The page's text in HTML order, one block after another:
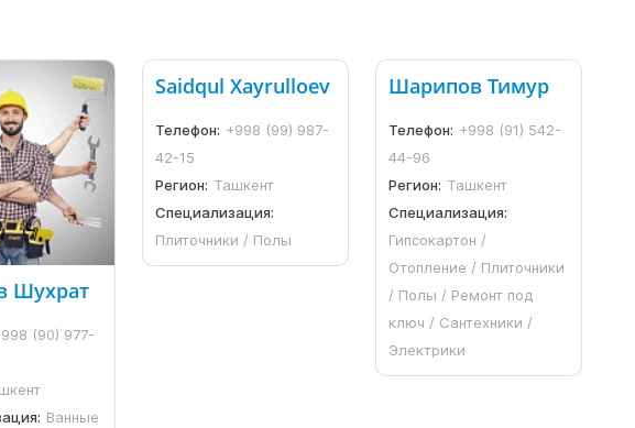
Шухрат
(90) 977-
Ванные
Saidqul Xayrulloev
Телефон: +998 (99) 987-
42-15
Регион: Ташкент
Специализация:
Плиточники / Полы
Шарипов Тимур
Телефон: +998 (91) 542-
44-96
Регион: Ташкент
Специализация:
Гипсокартон /
Отопление / Плиточники
/ Полы / Ремонт под
ключ / Сантехники /
Электрики